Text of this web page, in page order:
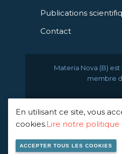
Publications
Contact
Materia Nova (B) est
membre
©
En utilisant ce site, vous
cookies.Lire notre politique
ACCEPTER TOUS LES COOKIES